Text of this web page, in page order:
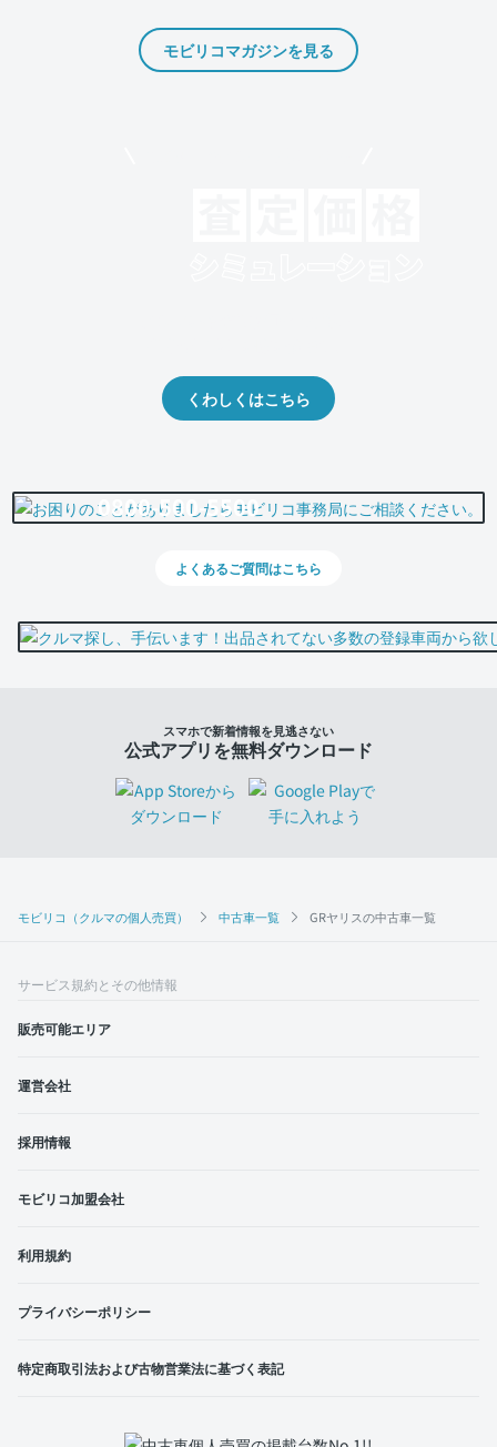
モビリコ（クルマの個人売買） 中古車一覧 GRヤリスの中古車一覧
モビリコマガジンを見る
くわしくはこちら
0800-500-5500
よくあるご質問はこちら
スマホで新着情報を見逃さない
公式アプリを無料ダウンロード
サービス規約とその他情報
販売可能エリア
運営会社
採用情報
モビリコ加盟会社
利用規約
プライバシーポリシー
特定商取引法および古物営業法に基づく表記